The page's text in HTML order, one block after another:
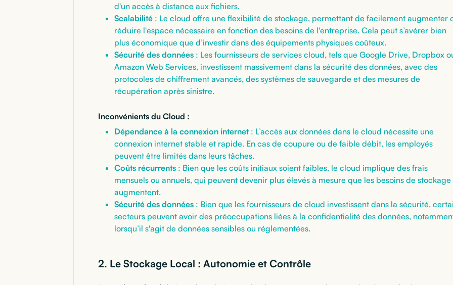
d'un accès à distance aux fichiers.
Scalabilité : Le cloud offre une flexibilité de stockage, permettant de facilement augmenter
réduire l'espace nécessaire en fonction des besoins de l'entreprise. Cela peut s’avérer bien
plus économique que d’investir dans des équipements physiques coûteux.
Sécurité des données : Les fournisseurs de services cloud, tels que Google Drive, Dropbox
Amazon Web Services, investissent massivement dans la sécurité des données, avec des
protocoles de chiffrement avancés, des systèmes de sauvegarde et des mesures de
récupération après sinistre.
Inconvénients du Cloud :
Dépendance à la connexion internet: L’accès aux données dans le cloud nécessite une
connexion internet stable et rapide. En cas de coupure ou de faible débit, les employés
peuvent être limités dans leurs tâches.
Coûts récurrents : Bien que les coûts initiaux soient faibles, le cloud implique des frais
mensuels ou annuels, qui peuvent devenir plus élevés à mesure que les besoins de stockage
augmentent.
Sécurité des données : Bien que les fournisseurs de cloud investissent dans la sécurité,
secteurs peuvent avoir des préoccupations liées à la confidentialité des données,
lorsqu’il s'agit de données sensibles ou réglementées.
2. Le Stockage Local : Autonomie et Contrôle